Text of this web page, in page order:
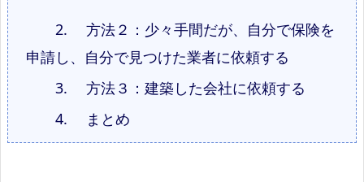
2.
方法２：少々手間だが、自分で保険を
申請し、自分で見つけた業者に依頼する
3.
方法３：建築した会社に依頼する
4.
まとめ